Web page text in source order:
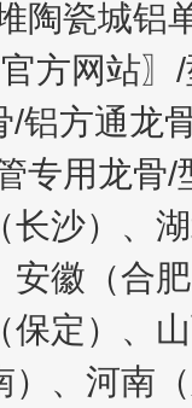
陶瓷城铝
方网站
铝方通龙
专用龙骨
长沙）、
安徽（合
保定）、
）、河南